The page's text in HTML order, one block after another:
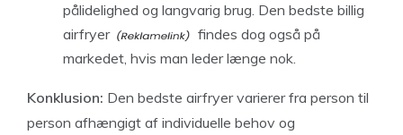
pålidelighed og langvarig brug. Den bedste billig
airfryer
findes dog også på
markedet, hvis man leder længe nok.
Konklusion: Den bedste airfryer varierer fra person til
person afhængigt af individuelle behov og